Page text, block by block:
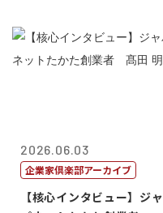
2026.06.03
企業家倶楽部アーカイブ
【核心インタビュー】ジャ